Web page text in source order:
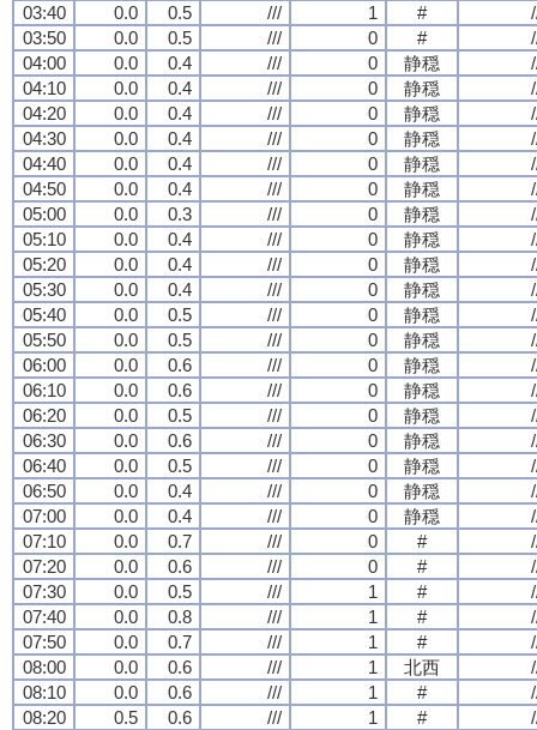
03:40
0.0 0.5 /// 1 #
03:50
0.0 0.5 /// 0 #
04:00
0.0 0.4 /// 0 静穏
04:10
0.0 0.4 /// 0 静穏
04:20
0.0 0.4 /// 0 静穏
04:30
0.0 0.4 /// 0 静穏
04:40
0.0 0.4 /// 0 静穏
04:50
0.0 0.4 /// 0 静穏
05:00
0.0 0.3 /// 0 静穏
05:10
0.0 0.4 /// 0 静穏
05:20
0.0 0.4 /// 0 静穏
05:30
0.0 0.4 /// 0 静穏
05:40
0.0 0.5 /// 0 静穏
05:50
0.0 0.5 /// 0 静穏
06:00
0.0 0.6 /// 0 静穏
06:10
0.0 0.6 /// 0 静穏
06:20
0.0 0.5 /// 0 静穏
06:30
0.0 0.6 /// 0 静穏
06:40
0.0 0.5 /// 0 静穏
06:50
0.0 0.4 /// 0 静穏
07:00
0.0 0.4 /// 0 静穏
07:10
0.0 0.7 /// 0 #
07:20
0.0 0.6 /// 0 #
07:30
0.0 0.5 /// 1 #
07:40
0.0 0.8 /// 1 #
07:50
0.0 0.7 /// 1 #
08:00
0.0 0.6 /// 1 北西
08:10
0.0 0.6 /// 1 #
08:20
0.5 0.6 /// 1 #